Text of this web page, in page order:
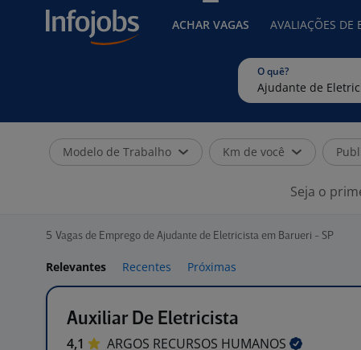
ACHAR VAGAS AVALIAÇÕES DE
O quê?
Modelo de Trabalho Km de você
Seja o
5 Vagas de Emprego de Ajudante de Eletricista em Barueri - SP
Relevantes Recentes Próximas
Auxiliar De Eletricista
4,1 ARGOS RECURSOS HUMANOS